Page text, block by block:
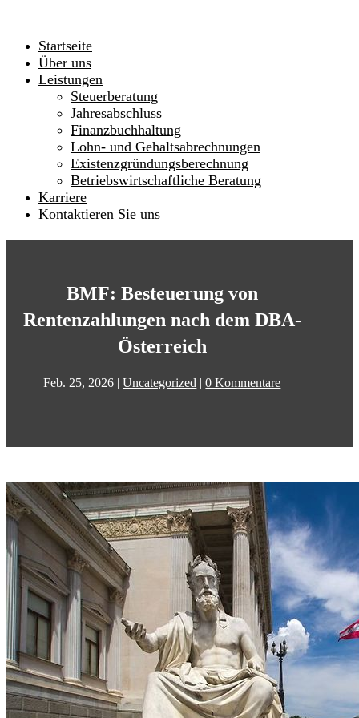
Startseite
Über uns
Leistungen
Steuerberatung
Jahresabschluss
Finanzbuchhaltung
Lohn- und Gehaltsabrechnungen
Existenzgründungsberechnung
Betriebswirtschaftliche Beratung
Karriere
Kontaktieren Sie uns
BMF: Besteuerung von
Rentenzahlungen nach dem DBA-
Österreich
Feb. 25, 2026 |Uncategorized |0 Kommentare